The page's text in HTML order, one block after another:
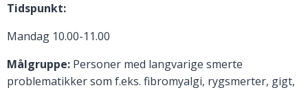
Tidspunkt:
Mandag 10.00-11.00
Målgruppe: Personer med langvarige smerte
problematikker som f.eks. fibromyalgi, rygsmerter, gigt,